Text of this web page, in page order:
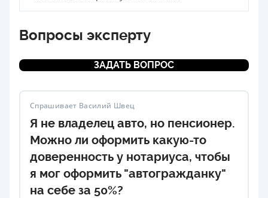
Вопросы эксперту
ЗАДАТЬ ВОПРОС
Спрашивает Василий Швец
Я не владелец авто, но пенсионер.
Можно ли оформить какую-то
доверенность у нотариуса, чтобы
я мог оформить "автогражданку"
на себе за 50%?